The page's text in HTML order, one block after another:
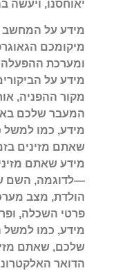
יאוחסנו, ויעשה
מיקומכם
ומערכת
מידע על
מקור ההפניה,
המעבר שלכם
מידע, כמו למשל
שאתם מזינים
מידע שאתם
—לדוגמה, השם
הולדת, מצב
פרטי השכלה,
מידע, כמו למשל
שלכם, שאתם
הדואר